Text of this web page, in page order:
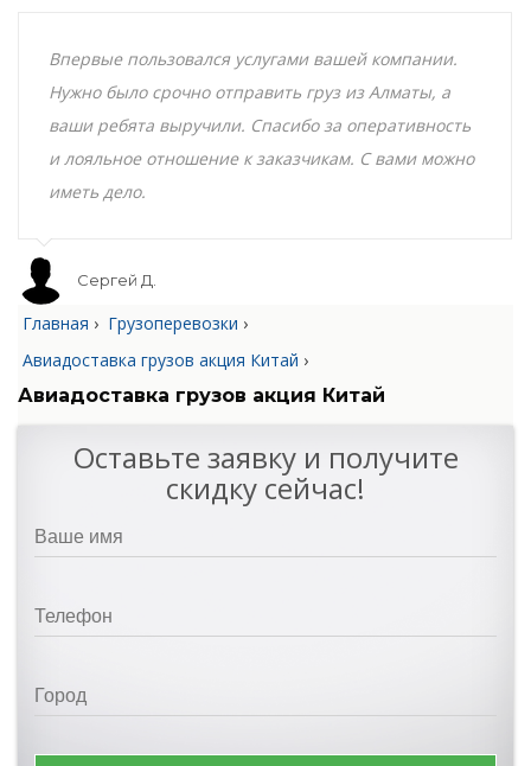
Впервые пользовался услугами вашей компании.
Нужно было срочно отправить груз из Алматы, а
ваши ребята выручили. Спасибо за оперативность
и лояльное отношение к заказчикам. С вами можно
иметь дело.
Сергей Д.
Главная › Грузоперевозки ›
Авиадоставка грузов акция Китай ›
Авиадоставка грузов акция Китай
Оставьте заявку и получите
скидку сейчас!